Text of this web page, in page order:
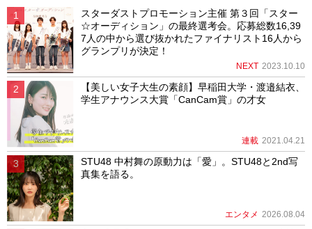
スターダストプロモーション主催 第３回「スター
☆オーディション」の最終選考会。応募総数16,39
7人の中から選び抜かれたファイナリスト16人から
グランプリが決定！
NEXT 2023.10.10
【美しい女子大生の素顔】早稲田大学・渡邉結衣、
学生アナウンス大賞「CanCam賞」の才女
連載 2021.04.21
STU48 中村舞の原動力は「愛」。STU48と2nd写
真集を語る。
エンタメ 2026.08.04